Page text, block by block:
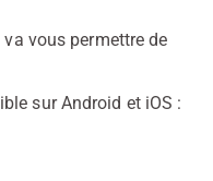
vous permettre de
sur Android et iOS :